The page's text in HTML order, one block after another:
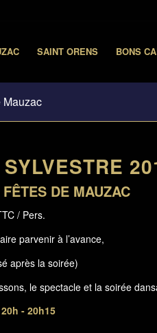
SAINT ORENS BONS
DE MAUZAC
/ Pers.
parvenir à l’avance,
après la soirée)
le spectacle et la soirée
- 20h15